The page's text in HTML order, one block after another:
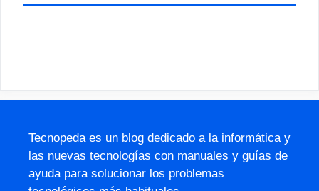
Tecnopeda es un blog dedicado a la informática y
las nuevas tecnologías con manuales y guías de
ayuda para solucionar los problemas